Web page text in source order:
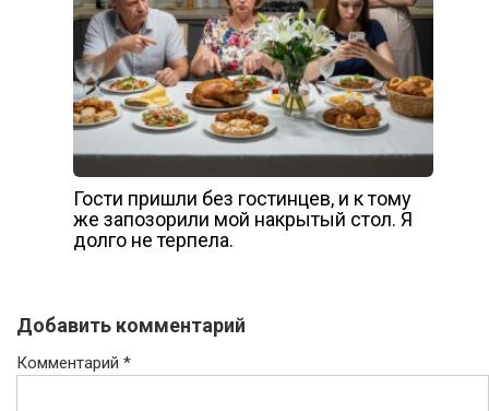
Гости пришли без гостинцев, и к тому
же запозорили мой накрытый стол. Я
долго не терпела.
Добавить комментарий
Комментарий *